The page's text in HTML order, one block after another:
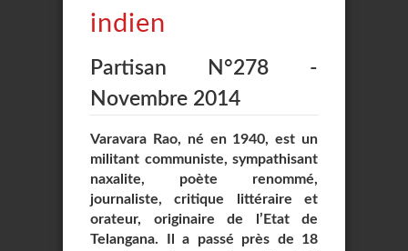
indien
Partisan N°278 -
Novembre 2014
Varavara Rao, né en 1940, est un
militant communiste, sympathisant
naxalite, poète renommé,
journaliste, critique littéraire et
orateur, originaire de l’Etat de
Telangana. Il a passé près de 18